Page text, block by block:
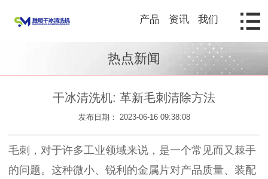
产品 资讯 我们
热点新闻
干冰清洗机: 革新毛刺清除方法
发布日期： 2023-06-16 09:38:08
毛刺，对于许多工业领域来说，是一个常见而又棘手
的问题。这种微小、锐利的金属片对产品质量、装配